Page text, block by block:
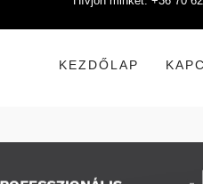
KEZDŐLAP